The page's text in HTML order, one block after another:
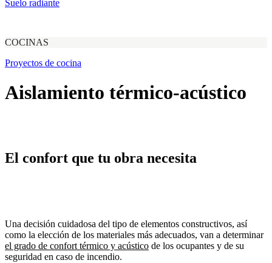
Suelo radiante
COCINAS
Proyectos de cocina
Aislamiento térmico-acústico
El confort que tu obra necesita
Una decisión cuidadosa del tipo de elementos constructivos, así
como la elección de los materiales más adecuados, van a determinar
el grado de confort térmico y acústico de los ocupantes y de su
seguridad en caso de incendio.